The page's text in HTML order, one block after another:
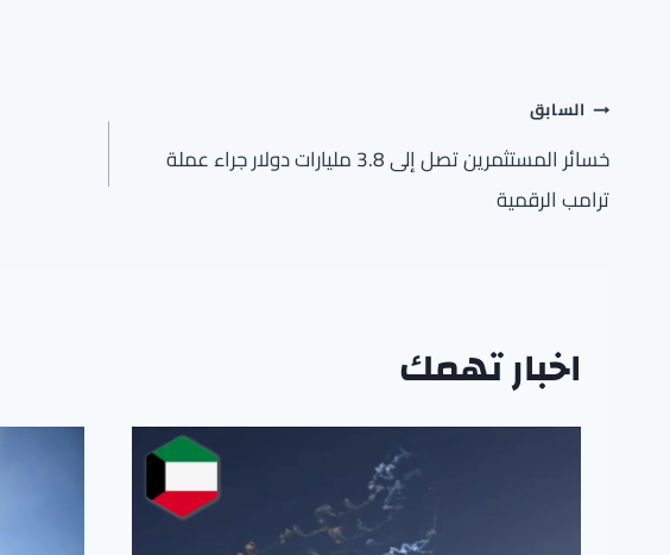
تصفّح
المقالات
السابق
خسائر المستثمرين تصل إلى 3.8 مليارات دولار جراء عملة
ترامب الرقمية
اخبار تهمك